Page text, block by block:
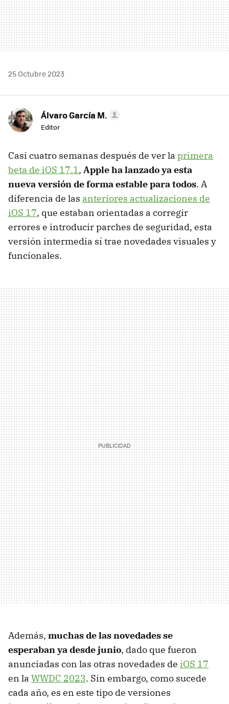
25 Octubre 2023
Álvaro García M.
Editor
Casi cuatro semanas después de ver la primera
beta de iOS 17.1, Apple ha lanzado ya esta
nueva versión de forma estable para todos. A
diferencia de las anteriores actualizaciones de
iOS 17, que estaban orientadas a corregir
errores e introducir parches de seguridad, esta
versión intermedia sí trae novedades visuales y
funcionales.
Además, muchas de las novedades se
esperaban ya desde junio, dado que fueron
anunciadas con las otras novedades de iOS 17
en la WWDC 2023. Sin embargo, como sucede
cada año, es en este tipo de versiones